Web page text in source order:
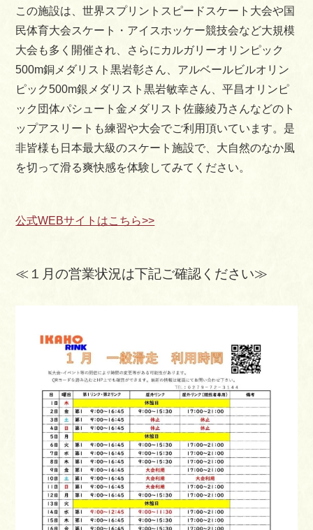
Facebook
この施設は、世界スプリントスピードスケート大会や国
民体育大会スケート・アイスホッケー競技会など大規模
大会も多く開催され、さらにカルガリーオリンピック
500m銅メダリスト黒岩彰さん、アルベールビルオリン
ピック500m銀メダリスト黒岩敏幸さん、平昌オリンピ
ック団体パシュート金メダリスト佐藤綾乃さんなどのト
ップアスリートも練習や大会でご利用頂いています。是
非皆様も日本最大級のスケート施設で、大自然のなか風
を切って滑る爽快感を体験してみてください。
公式WEBサイトはこちら>>
≪１月の営業状況は下記ご確認ください≫